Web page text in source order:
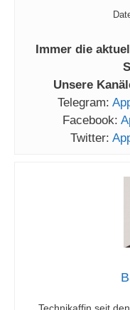
Immer die
Unsere
Telegram:
Facebook:
Twitter: